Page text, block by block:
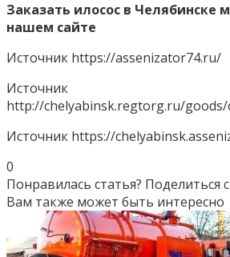
Заказать илосос в Челябинске
нашем сайте
Источник https://assenizator74.ru/
Источник
http://chelyabinsk.regtorg.ru/goods/
Источник https://
0
Понравилась статья? Поделиться
Вам также может быть интересно